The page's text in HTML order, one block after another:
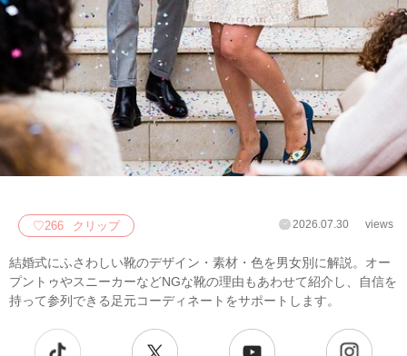
♡266 クリップ 2026.07.30 views
結婚式にふさわしい靴のデザイン・素材・色を男女別に解説。オー
プントゥやスニーカーなどNGな靴の理由もあわせて紹介し、自信を
持って参列できる足元コーディネートをサポートします。